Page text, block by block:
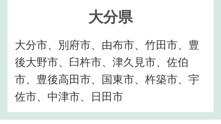
大分県
大分市、別府市、由布市、竹田市、豊
後大野市、臼杵市、津久見市、佐伯
市、豊後高田市、国東市、杵築市、宇
佐市、中津市、日田市